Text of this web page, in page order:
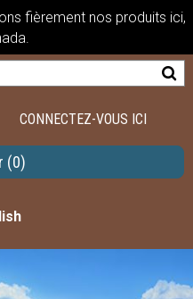
fièrement nos produits ici,
CONNECTEZ-VOUS ICI
(0)